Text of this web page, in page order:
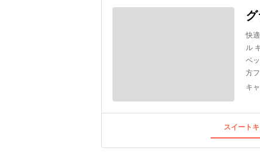
快
ル
ベ
方フ
キ
スイート